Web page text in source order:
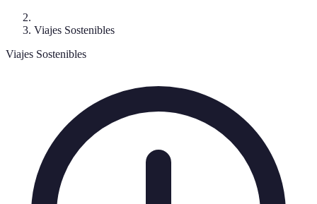
Viajes Sostenibles
Viajes Sostenibles